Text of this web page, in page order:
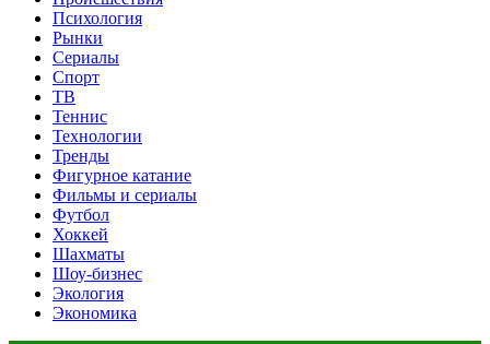
Психология
Рынки
Сериалы
Спорт
ТВ
Теннис
Технологии
Тренды
Фигурное катание
Фильмы и сериалы
Футбол
Хоккей
Шахматы
Шоу-бизнес
Экология
Экономика